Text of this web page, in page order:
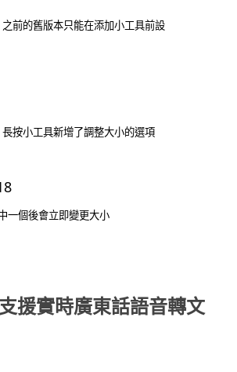
前的舊版本只能在添加小工具前設
按小工具新增了調整大小的選項
一個後會立即變更大小
援實時廣東話語音轉文